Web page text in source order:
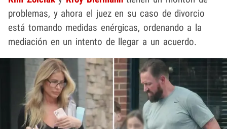
problemas, y ahora el juez en su caso de divorcio
está tomando medidas enérgicas, ordenando a la
mediación en un intento de llegar a un acuerdo.